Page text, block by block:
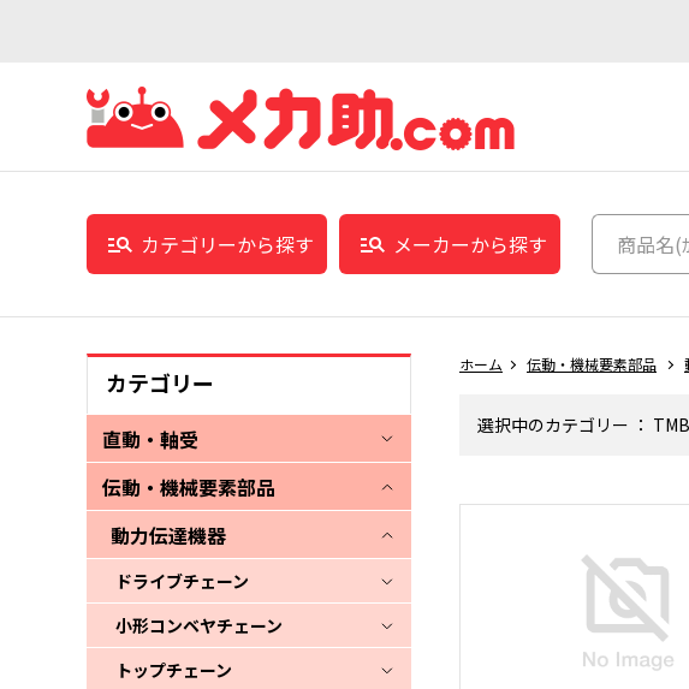
カテゴリーから探す メーカーから探す
カテゴリー
直動・軸受
伝動・機械要素部品
動力伝達機器
ドライブチェーン
小形コンベヤチェーン
トップチェーン
ホーム 伝動・機械要素部品
選択中のカテゴリー ：